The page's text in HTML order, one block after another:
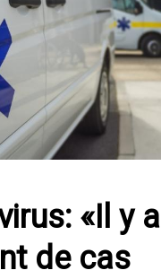
«Il y a
de cas